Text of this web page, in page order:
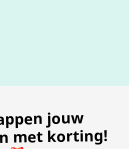
jouw
met korting!